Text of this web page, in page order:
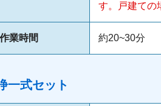
す。戸建ての
作業時間 約20~30分
一式セット